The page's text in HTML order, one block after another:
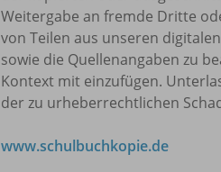
Weitergabe an fremde Dritte
von Teilen aus unseren
sowie die Quellenangaben zu
Kontext mit einzufügen.
der zu urheberrechtlichen
www.schulbuchkopie.de